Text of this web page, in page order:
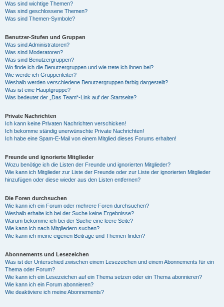
Was sind wichtige Themen?
Was sind geschlossene Themen?
Was sind Themen-Symbole?
Benutzer-Stufen und Gruppen
Was sind Administratoren?
Was sind Moderatoren?
Was sind Benutzergruppen?
Wo finde ich die Benutzergruppen und wie trete ich ihnen bei?
Wie werde ich Gruppenleiter?
Weshalb werden verschiedene Benutzergruppen farbig dargestellt?
Was ist eine Hauptgruppe?
Was bedeutet der „Das Team“-Link auf der Startseite?
Private Nachrichten
Ich kann keine Privaten Nachrichten verschicken!
Ich bekomme ständig unerwünschte Private Nachrichten!
Ich habe eine Spam-E-Mail von einem Mitglied dieses Forums erhalten!
Freunde und ignorierte Mitglieder
Wozu benötige ich die Listen der Freunde und ignorierten Mitglieder?
Wie kann ich Mitglieder zur Liste der Freunde oder zur Liste der ignorierten Mitglieder
hinzufügen oder diese wieder aus den Listen entfernen?
Die Foren durchsuchen
Wie kann ich ein Forum oder mehrere Foren durchsuchen?
Weshalb erhalte ich bei der Suche keine Ergebnisse?
Warum bekomme ich bei der Suche eine leere Seite?
Wie kann ich nach Mitgliedern suchen?
Wie kann ich meine eigenen Beiträge und Themen finden?
Abonnements und Lesezeichen
Was ist der Unterschied zwischen einem Lesezeichen und einem Abonnements für ein
Thema oder Forum?
Wie kann ich ein Lesezeichen auf ein Thema setzen oder ein Thema abonnieren?
Wie kann ich ein Forum abonnieren?
Wie deaktiviere ich meine Abonnements?